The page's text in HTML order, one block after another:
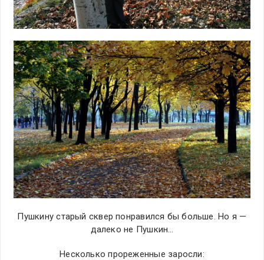
Пушкину старый сквер понравился бы больше. Но я —
далеко не Пушкин…
Несколько прореженные заросли: